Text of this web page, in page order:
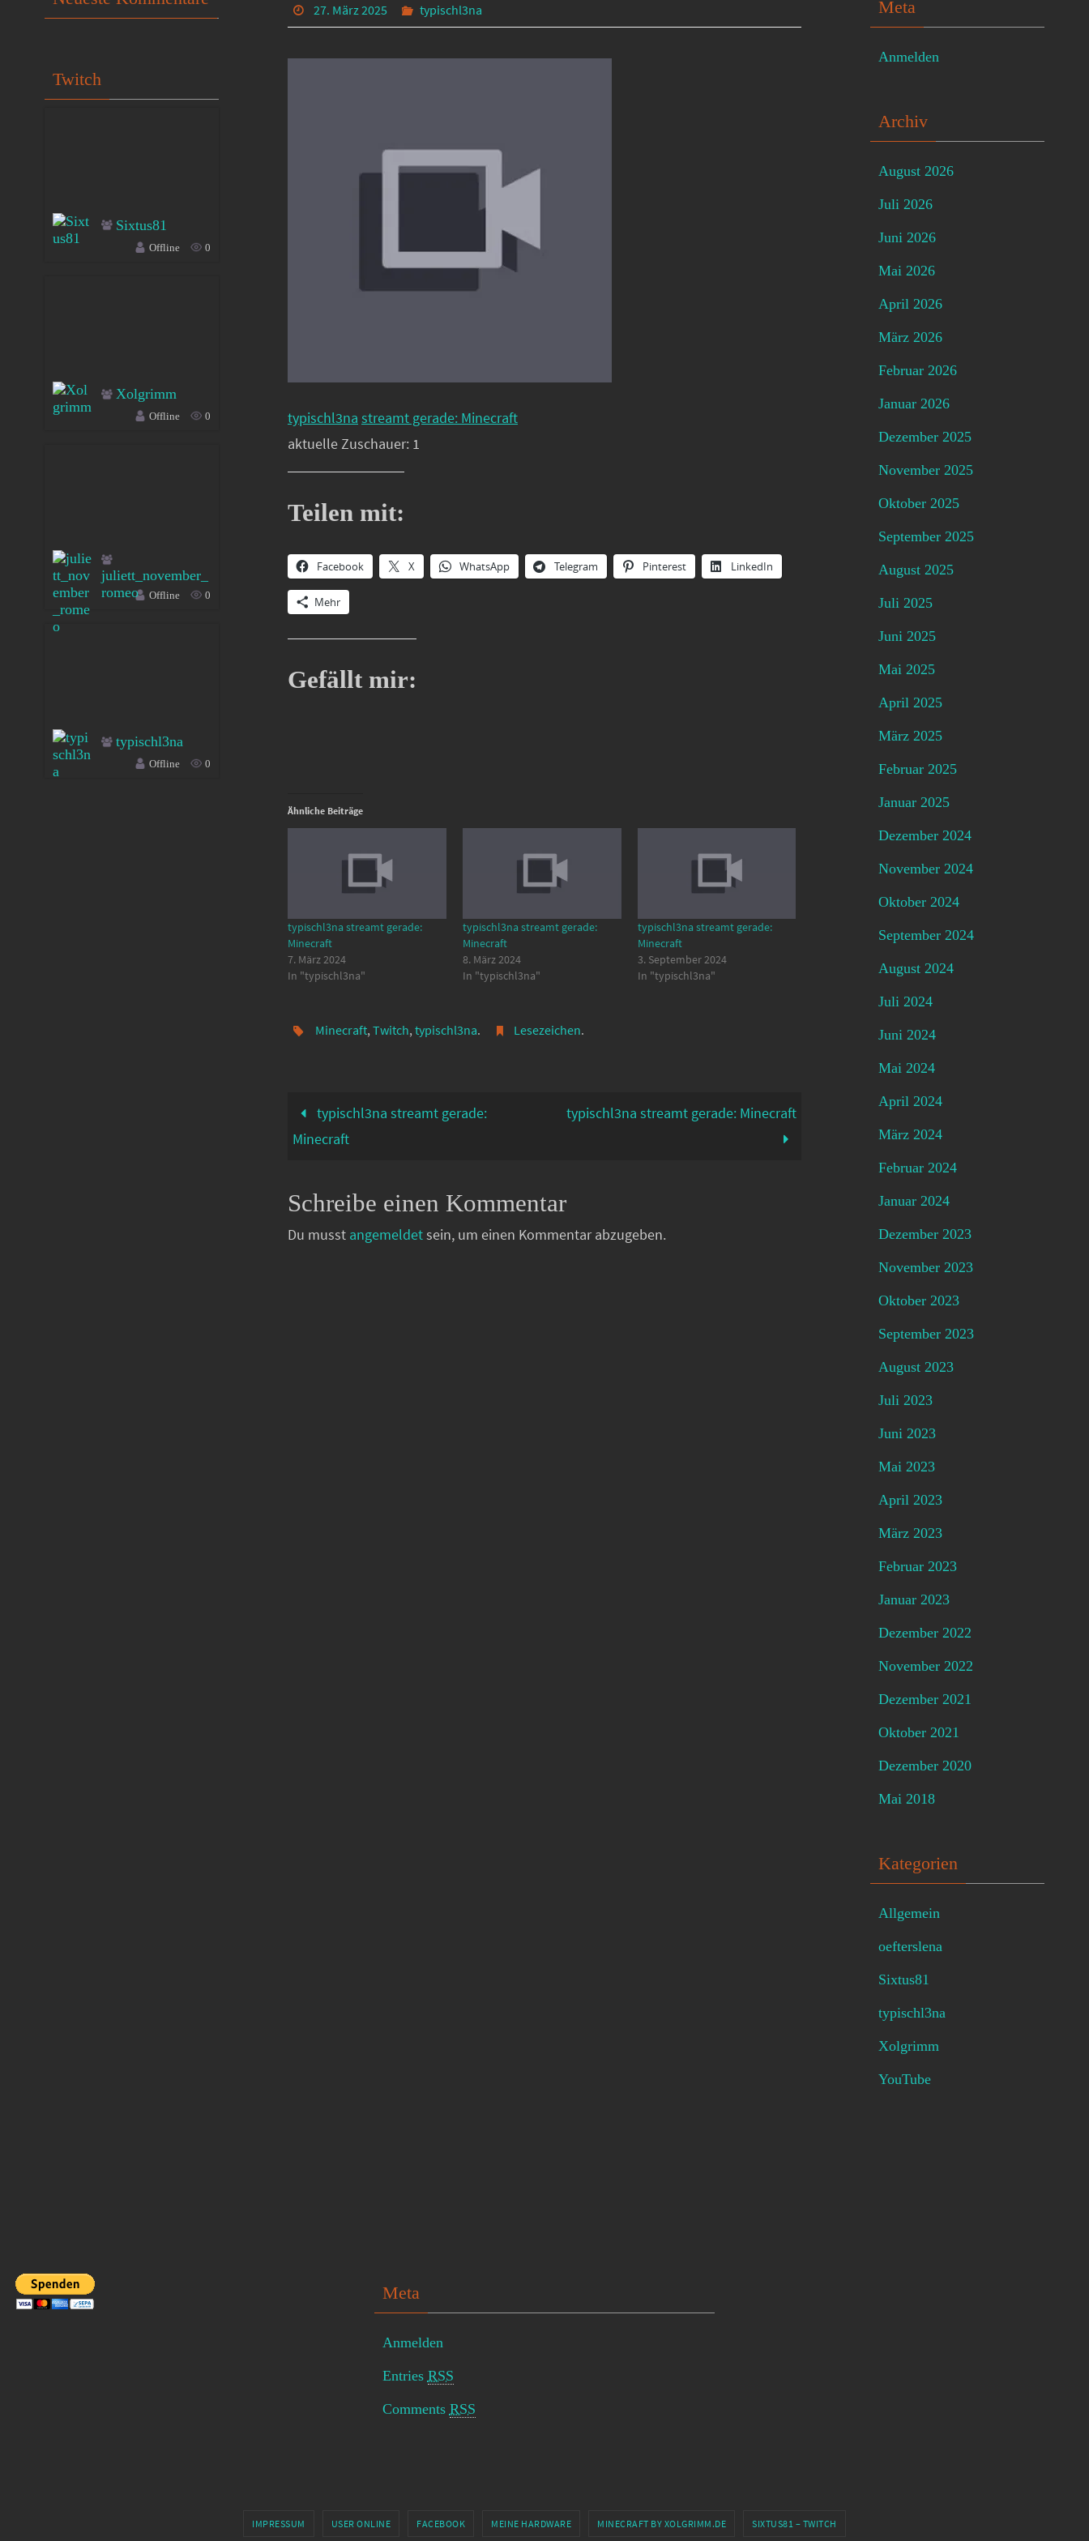
27. März 2025 typischl3na
typischl3na streamt gerade: Minecraft
aktuelle Zuschauer: 1
Teilen mit:
Facebook X WhatsApp Telegram Pinterest LinkedIn
Mehr
Gefällt mir:
Ähnliche Beiträge
typischl3na streamt gerade:
Minecraft
7. März 2024
In "typischl3na"
typischl3na streamt gerade:
Minecraft
8. März 2024
In "typischl3na"
typischl3na streamt gerade:
Minecraft
3. September 2024
In "typischl3na"
Minecraft, Twitch, typischl3na. Lesezeichen.
typischl3na streamt gerade:
Minecraft
typischl3na streamt gerade: Minecraft
Schreibe einen Kommentar
Du musst angemeldetsein, um einen Kommentar abzugeben.
Twitch
Sixtus81
Offline 0
Xolgrimm
Offline 0
juliett_november_
romeo
Offline 0
typischl3na
Offline 0
Meta
Anmelden
Archiv
August 2026
Juli 2026
Juni 2026
Mai 2026
April 2026
März 2026
Februar 2026
Januar 2026
Dezember 2025
November 2025
Oktober 2025
September 2025
August 2025
Juli 2025
Juni 2025
Mai 2025
April 2025
März 2025
Februar 2025
Januar 2025
Dezember 2024
November 2024
Oktober 2024
September 2024
August 2024
Juli 2024
Juni 2024
Mai 2024
April 2024
März 2024
Februar 2024
Januar 2024
Dezember 2023
November 2023
Oktober 2023
September 2023
August 2023
Juli 2023
Juni 2023
Mai 2023
April 2023
März 2023
Februar 2023
Januar 2023
Dezember 2022
November 2022
Dezember 2021
Oktober 2021
Dezember 2020
Mai 2018
Kategorien
Allgemein
oefterslena
Sixtus81
typischl3na
Xolgrimm
YouTube
Meta
Anmelden
Entries RSS
Comments RSS
IMPRESSUM USER ONLINE FACEBOOK MEINE HARDWARE MINECRAFT BY XOLGRIMM.DE SIXTUS81 – TWITCH